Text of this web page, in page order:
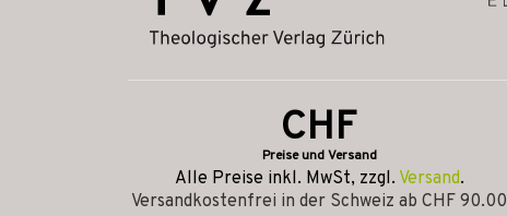
CHF
Preise und Versand
Alle Preise inkl. MwSt, zzgl. Versand.
Versandkostenfrei in der Schweiz ab CHF 90.00